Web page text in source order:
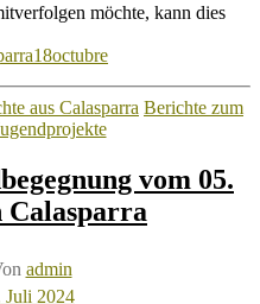
möchte, kann dies
aus Calasparra Berichte zum
vom 05.
Calasparra
admin
Juli 2024